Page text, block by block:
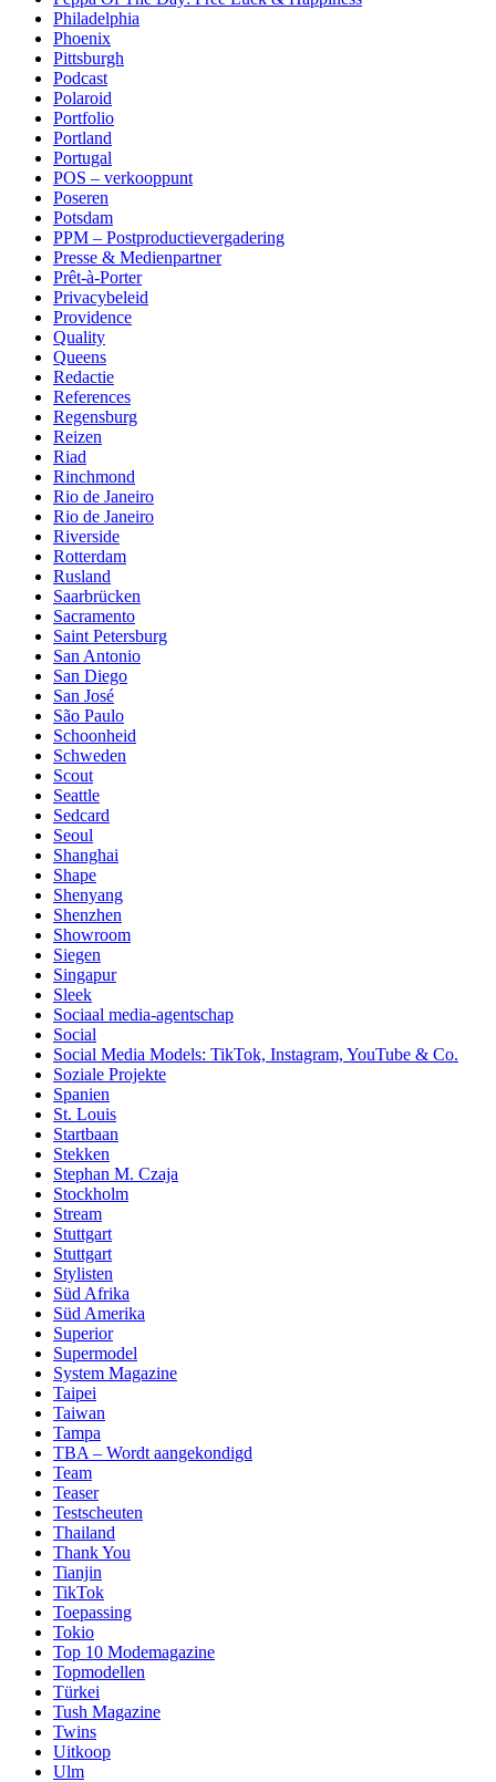
Philadelphia
Phoenix
Pittsburgh
Podcast
Polaroid
Portfolio
Portland
Portugal
POS – verkooppunt
Poseren
Potsdam
PPM – Postproductievergadering
Presse & Medienpartner
Prêt-à-Porter
Privacybeleid
Providence
Quality
Queens
Redactie
References
Regensburg
Reizen
Riad
Rinchmond
Rio de Janeiro
Rio de Janeiro
Riverside
Rotterdam
Rusland
Saarbrücken
Sacramento
Saint Petersburg
San Antonio
San Diego
San José
São Paulo
Schoonheid
Schweden
Scout
Seattle
Sedcard
Seoul
Shanghai
Shape
Shenyang
Shenzhen
Showroom
Siegen
Singapur
Sleek
Sociaal media-agentschap
Social
Social Media Models: TikTok, Instagram, YouTube & Co.
Soziale Projekte
Spanien
St. Louis
Startbaan
Stekken
Stephan M. Czaja
Stockholm
Stream
Stuttgart
Stuttgart
Stylisten
Süd Afrika
Süd Amerika
Superior
Supermodel
System Magazine
Taipei
Taiwan
Tampa
TBA – Wordt aangekondigd
Team
Teaser
Testscheuten
Thailand
Thank You
Tianjin
TikTok
Toepassing
Tokio
Top 10 Modemagazine
Topmodellen
Türkei
Tush Magazine
Twins
Uitkoop
Ulm